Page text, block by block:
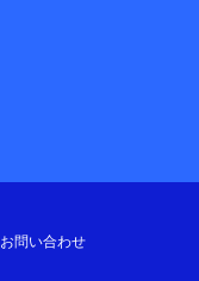
お問い合わせ